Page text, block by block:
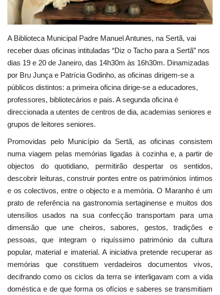
Estatuto Editorial
Ficha técnica
Cultura
Lazer
A Biblioteca Municipal Padre Manuel Antunes, na Sertã, vai
receber duas oficinas intituladas “Diz o Tacho para a Sertã” nos
dias 19 e 20 de Janeiro, das 14h30m às 16h30m. Dinamizadas
por Bru Junça e Patrícia Godinho, as oficinas dirigem-se a
públicos distintos: a primeira oficina dirige-se a educadores,
professores, bibliotecários e pais. A segunda oficina é
direccionada a utentes de centros de dia, academias seniores e
grupos de leitores seniores.
Promovidas pelo Município da Sertã, as oficinas consistem
numa viagem pelas memórias ligadas à cozinha e, a partir de
objectos do quotidiano, permitirão despertar os sentidos,
descobrir leituras, construir pontes entre os patrimónios íntimos
e os colectivos, entre o objecto e a memória. O Maranho é um
prato de referência na gastronomia sertaginense e muitos dos
utensílios usados na sua confecção transportam para uma
dimensão que une cheiros, sabores, gestos, tradições e
pessoas, que integram o riquíssimo património da cultura
popular, material e imaterial. A iniciativa pretende recuperar as
memórias que constituem verdadeiros documentos vivos,
decifrando como os ciclos da terra se interligavam com a vida
doméstica e de que forma os ofícios e saberes se transmitiam